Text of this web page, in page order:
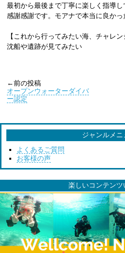
最初から最後まで丁寧に楽しく指導
感謝感謝です。モアナで本当に良かっ
【これから行ってみたい海、チャレン
沈船や遺跡が見てみたい
←前の投稿
オープンウォーターダイバ
ー認定
ジャンルメニ
よくあるご質問
お客様の声
楽しいコンテンツ